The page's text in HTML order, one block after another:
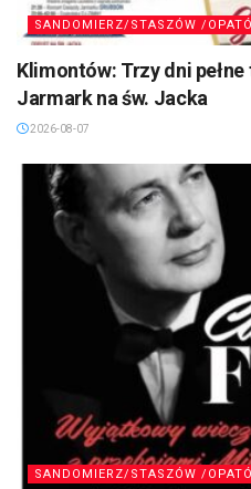
SANDOMIERZ/STASZÓW /
Klimontów: Trzy dni
Jarmark na św. Jacka
2026-08-07
SANDOMIERZ/STASZÓW /